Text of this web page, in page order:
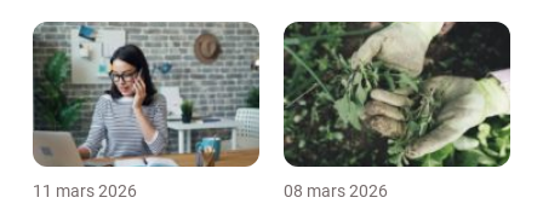
11 mars 2026 08 mars 2026